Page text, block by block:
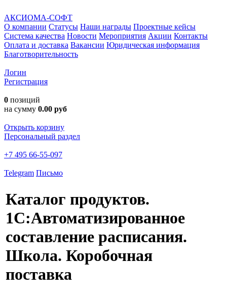
АКСИОМА-СОФТ
О компании Статусы Наши награды Проектные кейсы
Система качества Новости Мероприятия Акции Контакты
Оплата и доставка Вакансии Юридическая информация
Благотворительность
Логин
Регистрация
0 позиций
на сумму 0.00 руб
Открыть корзину
Персональный раздел
+7 495 66-55-097
Telegram Письмо
Каталог продуктов.
1С:Автоматизированное
составление расписания.
Школа. Коробочная
поставка